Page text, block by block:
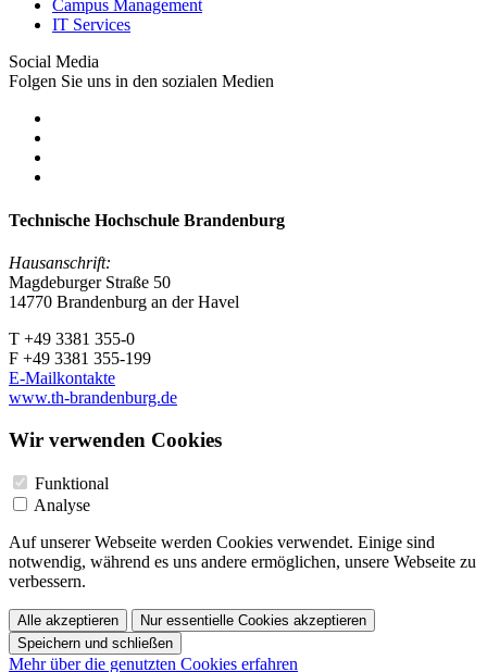
Campus Management
IT Services
Social Media
Folgen Sie uns in den sozialen Medien
Technische Hochschule Brandenburg
Hausanschrift:
Magdeburger Straße 50
14770 Brandenburg an der Havel
T +49 3381 355-0
F +49 3381 355-199
E-Mailkontakte
www.th-brandenburg.de
Wir verwenden Cookies
Funktional
Analyse
Auf unserer Webseite werden Cookies verwendet. Einige sind
notwendig, während es uns andere ermöglichen, unsere Webseite zu
verbessern.
Alle akzeptieren
Nur essentielle Cookies akzeptieren
Speichern und schließen
Mehr über die genutzten Cookies erfahren